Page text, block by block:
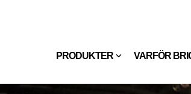
PRODUKTER VARFÖR